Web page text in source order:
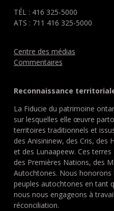
TÉL : 416 325-5000
ATS : 711 416 325-5000
Centre des médias
Commentaires
Reconnaissance
La Fiducie du patrimoine
sur lesquelles elle œuvre
territoires traditionnels et
des Anisininew, des Cris, des
et des Lunaapeew. Ces
des Premières Nations, des
Autochtones. Nous
peuples autochtones en tant
nous nous engageons à
réconciliation.